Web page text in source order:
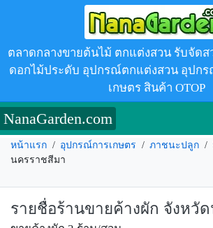
ตลาดกลางขายต้นไม้ ตกแต่งสวน รับจัดส
ดอกไม้ประดับ อุปกรณ์ตกแต่งสวน อุปกร
เกษตร สินค้า OTOP
NanaGarden.com
หน้าแรก / อุปกรณ์การเกษตร / ภาชนะปลูก /
นครราชสีมา
รายชื่อร้านขายค้างผัก จังหวั